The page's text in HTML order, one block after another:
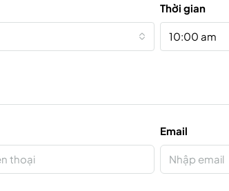
Thời gian
10:00 am
Email